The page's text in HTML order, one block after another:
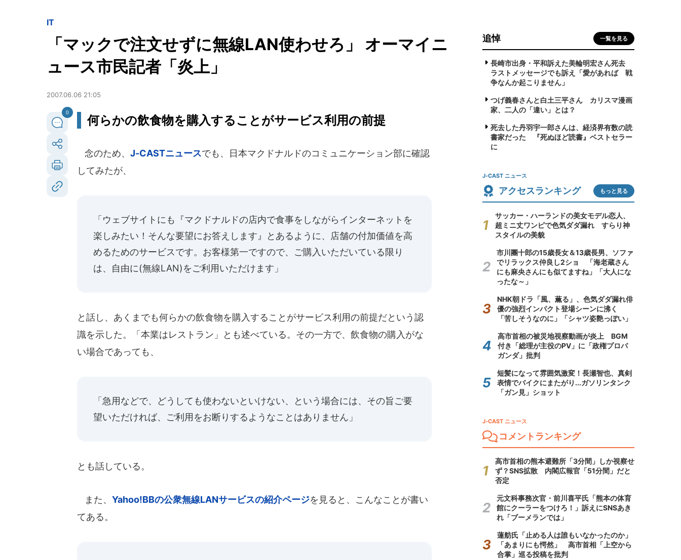
IT
「マックで注文せずに無線LAN使わせろ」 オーマイニ
ュース市民記者「炎上」
2007.06.06 21:05
0
何らかの飲食物を購入することがサービス利用の前提
念のため、 J-CASTニュースでも、日本マクドナルドのコミュニケーション部に確認
してみたが、
「ウェブサイトにも『マクドナルドの店内で食事をしながらインターネットを
楽しみたい！そんな要望にお答えします』とあるように、店舗の付加価値を高
めるためのサービスです。お客様第一ですので、ご購入いただいている限り
は、自由に(無線LAN)をご利用いただけます」
と話し、あくまでも何らかの飲食物を購入することがサービス利用の前提だという認
識を示した。「本業はレストラン」とも述べている。その一方で、飲食物の購入がな
い場合であっても、
「急用などで、どうしても使わないといけない、という場合には、その旨ご要
望いただければ、ご利用をお断りするようなことはありません」
とも話している。
また、 Yahoo!BBの公衆無線LANサービスの紹介ページを見ると、こんなことが書い
てある。
追悼 一覧を見る
長崎市出身・平和訴えた美輪明宏さん死去
ラストメッセージでも訴え「愛があれば 戦
争なんか起こりません」
つげ義春さんと白土三平さん カリスマ漫画
家、二人の「違い」とは？
死去した丹羽宇一郎さんは、経済界有数の読
書家だった 『死ぬほど読書』ベストセラー
に
J-CAST ニュース
アクセスランキング もっと見る
サッカー・ハーランドの美女モデル恋人、
超ミニ丈ワンピで色気ダダ漏れ すらり神
スタイルの美貌
市川團十郎の15歳長女＆13歳長男、ソファ
でリラックス仲良し2ショ 「海老蔵さん
にも麻央さんにも似てますね」「大人にな
ったな～」
NHK朝ドラ「風、薫る」、色気ダダ漏れ俳
優の強烈インパクト登場シーンに沸く
「苦しそうなのに」「シャツ姿艶っぽい」
高市首相の被災地視察動画が炎上 BGM
付き「総理が主役のPV」に「政権プロパ
ガンダ」批判
短髪になって雰囲気激変！長瀬智也、真剣
表情でバイクにまたがり...ガソリンタンク
「ガン見」ショット
J-CAST ニュース
コメントランキング
高市首相の熊本避難所「3分間」しか視察せ
ず？SNS拡散 内閣広報官「51分間」だと
否定
元文科事務次官・前川喜平氏「熊本の体育
館にクーラーをつけろ！」訴えにSNSあき
れ「ブーメランでは」
蓮舫氏「止める人は誰もいなかったのか」
「あまりにも愕然」 高市首相「上空から
合掌」巡る投稿を批判